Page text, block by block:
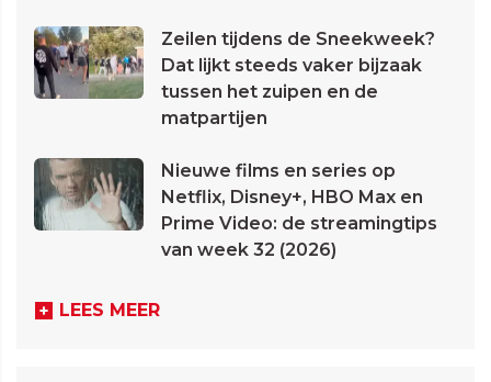
Zeilen tijdens de Sneekweek?
Dat lijkt steeds vaker bijzaak
tussen het zuipen en de
matpartijen
Nieuwe films en series op
Netflix, Disney+, HBO Max en
Prime Video: de streamingtips
van week 32 (2026)
LEES MEER